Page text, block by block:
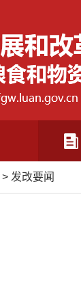
> 发改要闻